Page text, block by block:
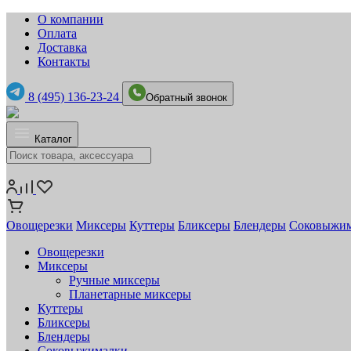
О компании
Оплата
Доставка
Контакты
8 (495) 136-23-24 Обратный звонок
Каталог
Овощерезки Миксеры Куттеры Бликсеры Блендеры
Овощерезки
Миксеры
Ручные миксеры
Планетарные миксеры
Куттеры
Бликсеры
Блендеры